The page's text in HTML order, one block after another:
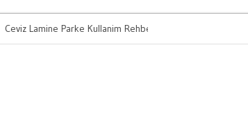
Ceviz Lamine Parke Kullanim Rehberi